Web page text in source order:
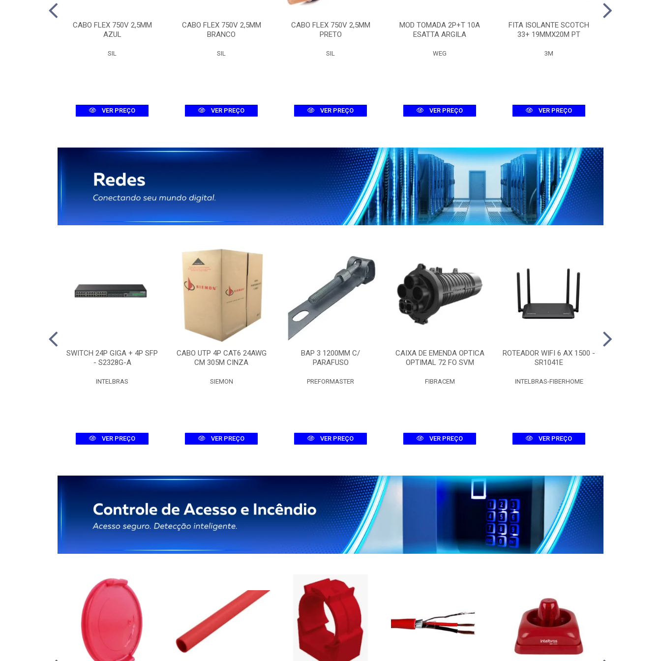
CABO FLEX 750V 2,5MM
AZUL
SIL
VER PREÇO
CABO FLEX 750V 2,5MM
BRANCO
SIL
VER PREÇO
CABO FLEX 750V 2,5MM
PRETO
SIL
VER PREÇO
MOD TOMADA 2P+T 10A
ESATTA ARGILA
WEG
VER PREÇO
FITA ISOLANTE SCOTCH
33+ 19MMX20M PT
3M
VER PREÇO
SWITCH 24P GIGA + 4P SFP
- S2328G-A
INTELBRAS
VER PREÇO
CABO UTP 4P CAT6 24AWG
CM 305M CINZA
SIEMON
VER PREÇO
BAP 3 1200MM C/
PARAFUSO
PREFORMASTER
VER PREÇO
CAIXA DE EMENDA OPTICA
OPTIMAL 72 FO SVM
FIBRACEM
VER PREÇO
ROTEADOR WIFI 6 AX 1500 -
SR1041E
INTELBRAS-FIBERHOME
VER PREÇO